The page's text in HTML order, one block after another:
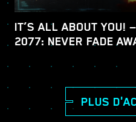
IT’S ALL ABOUT YOU!
2077: NEVER FADE
PLUS